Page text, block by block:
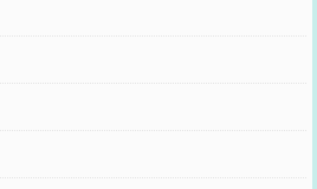
友的嘴……某日庆祝男友口中编撰出来
。没注意到，对面的男朋友的脸比他还
揍我吧？只要你接着当我男朋友。”陆